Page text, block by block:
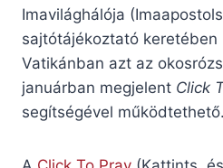
Imavilághálója
sajtótájékoztató
Vatikánban azt az
januárban megjelent Click
segítségével működtethető.